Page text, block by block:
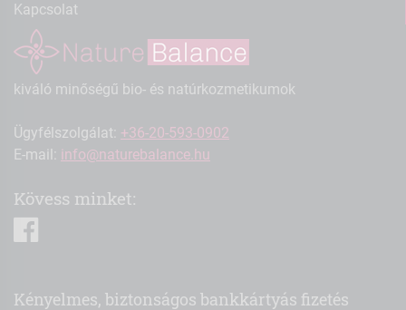
Kapcsolat
kiváló minőségű bio- és natúrkozmetikumok
Ügyfélszolgálat: +36-20-593-0902
E-mail: info@naturebalance.hu
Kövess minket:
Kényelmes, biztonságos bankkártyás fizetés